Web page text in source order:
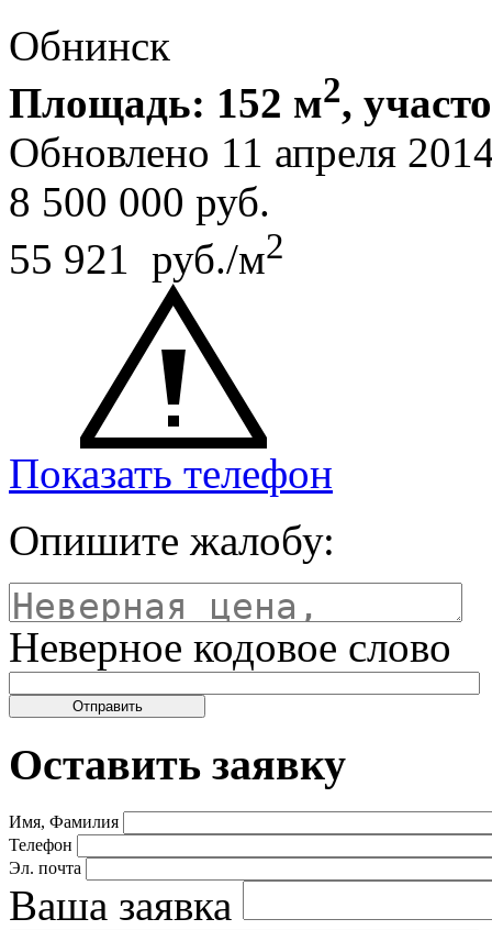
Обнинск
Площадь: 152 м2,
Обновлено 11 апреля
8 500 000 руб.
55 921 руб./м2
Показать телефон
Опишите жалобу:
Неверное кодовое слово
Оставить заявку
Имя, Фамилия
Телефон
Эл. почта
Ваша заявка